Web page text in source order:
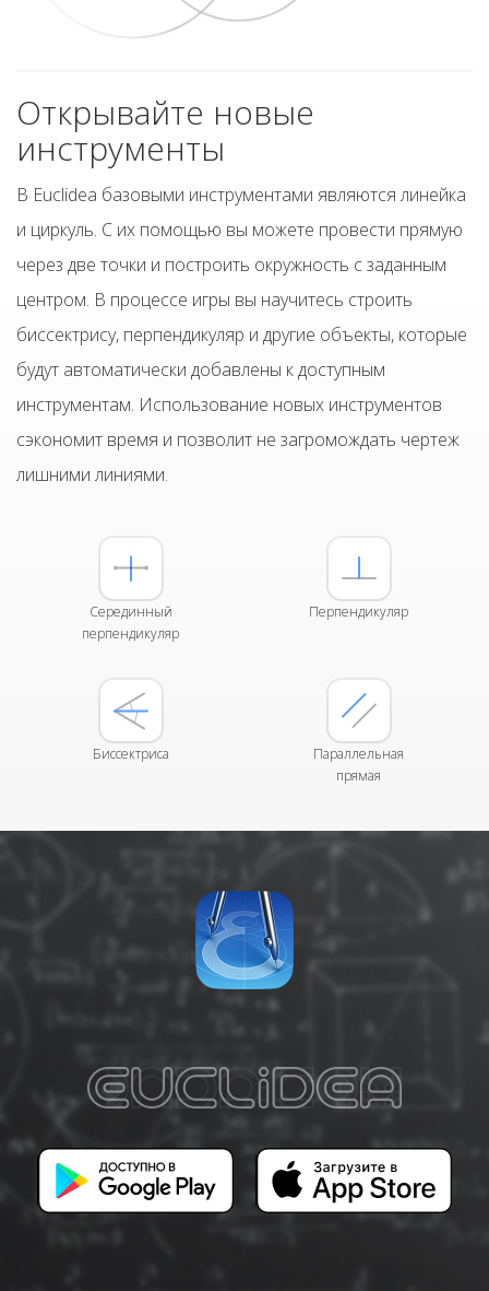
Открывайте новые
инструменты
В Euclidea базовыми инструментами являются линейка
и циркуль. С их помощью вы можете провести прямую
через две точки и построить окружность с заданным
центром. В процессе игры вы научитесь строить
биссектрису, перпендикуляр и другие объекты, которые
будут автоматически добавлены к доступным
инструментам. Использование новых инструментов
сэкономит время и позволит не загромождать чертеж
лишними линиями.
Серединный
перпендикуляр
Перпендикуляр
Биссектриса
Параллельная
прямая